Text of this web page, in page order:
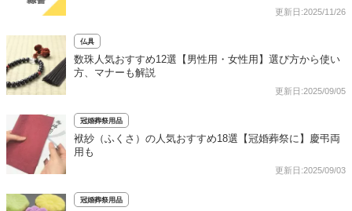
更新日:2025/11/26
仏具
数珠人気おすすめ12選【男性用・女性用】選び方から使い
方、マナーも解説
更新日:2025/09/05
冠婚葬祭用品
袱紗（ふくさ）の人気おすすめ18選【冠婚葬祭に】慶弔両
用も
更新日:2025/09/03
冠婚葬祭用品